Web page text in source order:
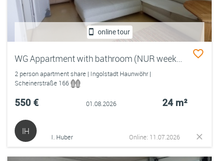
online tour
WG Appartment with bathroom (NUR weekend home driver!!!! )
2 person apartment share | Ingolstadt Haunwöhr |
Scheinerstraße 166
550 € 01.08.2026 24 m²
IH
I. Huber Online: 11.07.2026